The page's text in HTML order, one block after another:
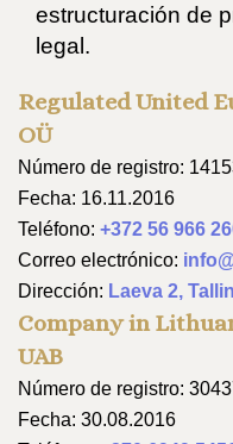
estructuración de
legal.
Regulated United
OÜ
Número de registro:
Fecha: 16.11.2016
Teléfono: +372 56 966
Correo electrónico:
Dirección: Laeva 2,
Company in
UAB
Número de registro:
Fecha: 30.08.2016